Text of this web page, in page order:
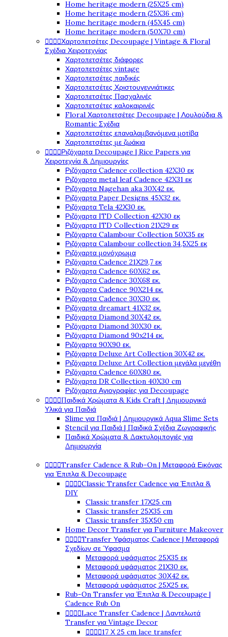
Home heritage modern (25X25 cm)
Home heritage modern (25X36 cm)
Home heritage modern (45X45 cm)
Home heritage modern (50X70 cm)
Χαρτοπετσέτες Decoupage | Vintage & Floral
Σχέδια Χειροτεχνίας
Χαρτοπετσέτες διάφορες
Χαρτοπετσέτες vintage
Χαρτοπετσέτες παιδικές
Χαρτοπετσέτες Χριστουγεννιάτικες
Χαρτοπετσέτες Πασχαλινές
Χαρτοπετσέτες καλοκαιρινές
Floral Χαρτοπετσέτες Decoupage | Λουλούδια &
Romantic Σχέδια
Χαρτοπετσέτες επαναλαμβανόμενα μοτίβα
Χαρτοπετσέτες με ζωάκια
Ριζόχαρτα Decoupage | Rice Papers για
Χειροτεχνία & Δημιουργίες
Ριζόχαρτα Cadence collection 42X30 εκ
Ριζόχαρτα metal leaf Cadence 42X31 εκ
Ριζόχαρτα Nagehan aka 30X42 εκ.
Ριζόχαρτα Paper Designs 45X32 εκ.
Ριζόχαρτα Tela 42Χ30 εκ.
Ριζόχαρτα ITD Collection 42X30 εκ
Ριζόχαρτα ITD Collection 21X29 εκ
Ριζόχαρτα Calambour Collection 50X35 εκ
Ριζόχαρτα Calambour collection 34,5X25 εκ
Ριζόχαρτα μονόχρωμα
Ριζόχαρτα Cadence 21Χ29,7 εκ
Ριζόχαρτα Cadence 60X62 εκ.
Ριζόχαρτα Cadence 30X68 εκ.
Ριζόχαρτα Cadence 90X214 εκ.
Ριζόχαρτα Cadence 30X30 εκ.
Ριζόχαρτα dreamart 41X32 εκ.
Ριζόχαρτα Diamond 30X42 εκ.
Ριζόχαρτα Diamond 30X30 εκ.
Ριζόχαρτα Diamond 90x214 εκ.
Ριζόχαρτα 90X90 εκ.
Ριζόχαρτα Deluxe Art Collection 30X42 εκ.
Ριζόχαρτα Deluxe Art Collection μεγάλα μεγέθη
Ριζόχαρτα Cadence 60X80 εκ.
Ριζόχαρτα DR Collection 40X30 cm
Ριζόχαρτα Αγιογραφίες για Decoupage
Παιδικά Χρώματα & Kids Craft | Δημιουργικά
Υλικά για Παιδιά
Slime για Παιδιά | Δημιουργικά Aqua Slime Sets
Stencil για Παιδιά | Παιδικά Σχέδια Ζωγραφικής
Παιδικά Χρώματα & Δακτυλομπογιές για
Δημιουργία
Transfer Cadence & Rub-On | Μεταφορά Εικόνας
για Έπιπλα & Decoupage
Classic Transfer Cadence για Έπιπλα &
DIY
Classic transfer 17Χ25 cm
Classic transfer 25Χ35 cm
Classic transfer 35Χ50 cm
Home Decor Transfer για Furniture Makeover
Transfer Υφάσματος Cadence | Μεταφορά
Σχεδίων σε Ύφασμα
Μεταφορά υφάσματος 25Χ35 εκ
Μεταφορά υφάσματος 21Χ30 εκ.
Μεταφορά υφάσματος 30Χ42 εκ.
Μεταφορά υφάσματος 25Χ25 εκ.
Rub-On Transfer για Έπιπλα & Decoupage |
Cadence Rub On
Lace Transfer Cadence | Δαντελωτά
Transfer για Vintage Decor
17 Χ 25 cm lace transfer